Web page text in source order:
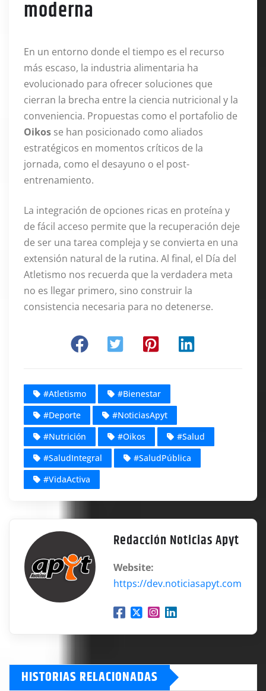
moderna
En un entorno donde el tiempo es el recurso
más escaso, la industria alimentaria ha
evolucionado para ofrecer soluciones que
cierran la brecha entre la ciencia nutricional y la
conveniencia. Propuestas como el portafolio de
Oikos se han posicionado como aliados
estratégicos en momentos críticos de la
jornada, como el desayuno o el post-
entrenamiento.
La integración de opciones ricas en proteína y
de fácil acceso permite que la recuperación deje
de ser una tarea compleja y se convierta en una
extensión natural de la rutina. Al final, el Día del
Atletismo nos recuerda que la verdadera meta
no es llegar primero, sino construir la
consistencia necesaria para no detenerse.
#Atletismo
#Bienestar
#Deporte
#NoticiasApyt
#Nutrición
#Oikos
#Salud
#SaludIntegral
#SaludPública
#VidaActiva
Redacción Noticias Apyt
Website:
https://dev.noticiasapyt.com
HISTORIAS RELACIONADAS